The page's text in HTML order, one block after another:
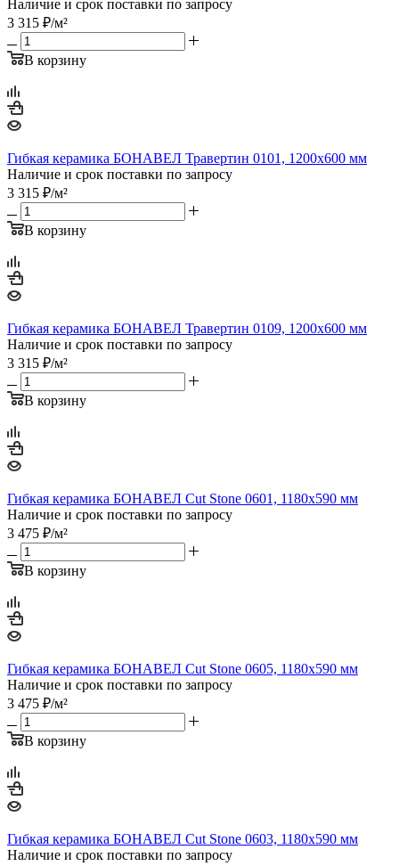
Наличие и срок поставки по запросу
3 315 ₽/м²
В корзину
Гибкая керамика БОНАВЕЛ Травертин 0101, 1200x600 мм
Наличие и срок поставки по запросу
3 315 ₽/м²
В корзину
Гибкая керамика БОНАВЕЛ Травертин 0109, 1200x600 мм
Наличие и срок поставки по запросу
3 315 ₽/м²
В корзину
Гибкая керамика БОНАВЕЛ Cut Stone 0601, 1180x590 мм
Наличие и срок поставки по запросу
3 475 ₽/м²
В корзину
Гибкая керамика БОНАВЕЛ Cut Stone 0605, 1180x590 мм
Наличие и срок поставки по запросу
3 475 ₽/м²
В корзину
Гибкая керамика БОНАВЕЛ Cut Stone 0603, 1180x590 мм
Наличие и срок поставки по запросу